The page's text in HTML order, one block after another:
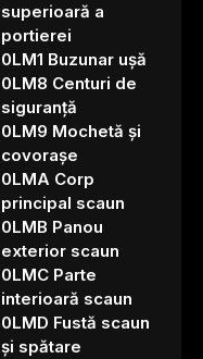
superioară a
portierei
0LM1 Buzunar ușă
0LM8 Centuri de
siguranță
0LM9 Mochetă și
covorașe
0LMA Corp
principal scaun
0LMB Panou
exterior scaun
0LMC Parte
interioară scaun
0LMD Fustă scaun
și spătare